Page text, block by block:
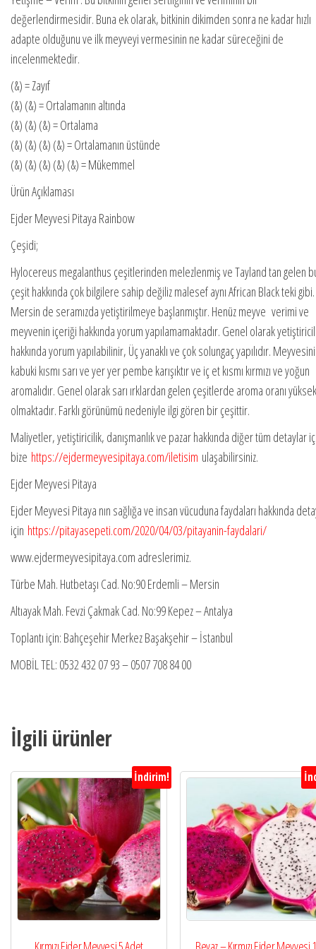
değerlendirmesidir. Buna ek olarak, bitkinin dikimden sonra ne kadar hızlı
adapte olduğunu ve ilk meyveyi vermesinin ne kadar süreceğini de
incelenmektedir.
(&) = Zayıf
(&) (&) = Ortalamanın altında
(&) (&) (&) = Ortalama
(&) (&) (&) (&) = Ortalamanın üstünde
(&) (&) (&) (&) (&) = Mükemmel
Ürün Açıklaması
Ejder Meyvesi Pitaya Rainbow
Çeşidi;
Hylocereus megalanthus çeşitlerinden melezlenmiş ve Tayland tan gelen
çeşit hakkında çok bilgilere sahip değiliz malesef aynı African Black teki gibi.
Mersin de seramızda yetiştirilmeye başlanmıştır. Henüz meyve verimi ve
meyvenin içeriği hakkında yorum yapılamamaktadır. Genel olarak
hakkında yorum yapılabilinir, Üç yanaklı ve çok solungaç yapılıdır.
kabuki kısmı sarı ve yer yer pembe karışıktır ve iç et kısmı kırmızı ve yoğun
aromalıdır. Genel olarak sarı ırklardan gelen çeşitlerde aroma oranı yüksek
olmaktadır. Farklı görünümü nedeniyle ilgi gören bir çeşittir.
Maliyetler, yetiştiricilik, danışmanlık ve pazar hakkında diğer tüm detaylar
bize https://ejdermeyvesipitaya.com/iletisim ulaşabilirsiniz.
Ejder Meyvesi Pitaya
Ejder Meyvesi Pitaya nın sağlığa ve insan vücuduna faydaları hakkında
için https://pitayasepeti.com/2020/04/03/pitayanin-faydalari/
www.ejdermeyvesipitaya.com adreslerimiz.
Türbe Mah. Hutbetaşı Cad. No:90 Erdemli – Mersin
Altıayak Mah. Fevzi Çakmak Cad. No:99 Kepez – Antalya
Toplantı için: Bahçeşehir Merkez Başakşehir – İstanbul
MOBİL TEL: 0532 432 07 93 – 0507 708 84 00
İlgili ürünler
İndirim!